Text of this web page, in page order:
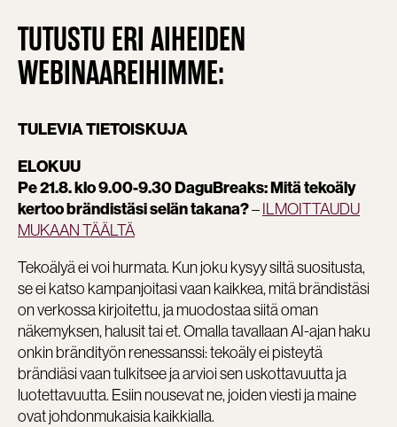
TUTUSTU ERI AIHEIDEN
WEBINAAREIHIMME:
TULEVIA TIETOISKUJA
ELOKUU
Pe 21.8. klo 9.00-9.30 DaguBreaks: Mitä tekoäly
kertoo brändistäsi selän takana?–ILMOITTAUDU
MUKAAN TÄÄLTÄ
Tekoälyä ei voi hurmata. Kun joku kysyy siltä suositusta,
se ei katso kampanjoitasi vaan kaikkea, mitä brändistäsi
on verkossa kirjoitettu, ja muodostaa siitä oman
näkemyksen, halusit tai et. Omalla tavallaan AI-ajan haku
onkin brändityön renessanssi: tekoäly ei pisteytä
brändiäsi vaan tulkitsee ja arvioi sen uskottavuutta ja
luotettavuutta. Esiin nousevat ne, joiden viesti ja maine
ovat johdonmukaisia kaikkialla.